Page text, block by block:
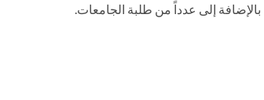
بالإضافة إلى عدداً من طلبة الجامعات.